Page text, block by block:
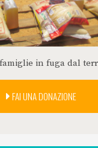
in fuga dal
FAI UNA DONAZIONE